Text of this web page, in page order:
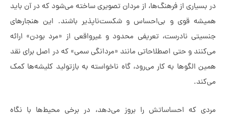
از فرهنگ‌ها، از مردان تصویری ساخته می‌شود که در آن باید
قوی و بی‌احساس و شکست‌ناپذیر باشند. این هنجارهای
نادرست، تعریفی محدود و غیرواقعی از «مرد بودن» ارائه
و حتی اصطلاحاتی مانند «مردانگی سمی» که در اصل برای نقد
به کار می‌رود، گاه ناخواسته به بازتولید کلیشه‌ها کمک
احساساتش را بروز می‌دهد، در برخی محیط‌ها با نگاه